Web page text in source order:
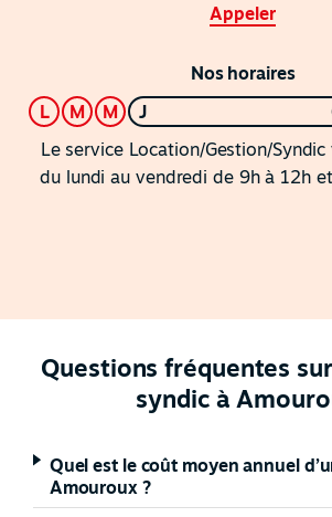
Appeler
Nos horaires
L
M M J
Le service Location/Gestion/
du lundi au vendredi de 9h à 12h
Questions fréquentes
syndic à
Quel est le coût moyen annuel
Amouroux ?